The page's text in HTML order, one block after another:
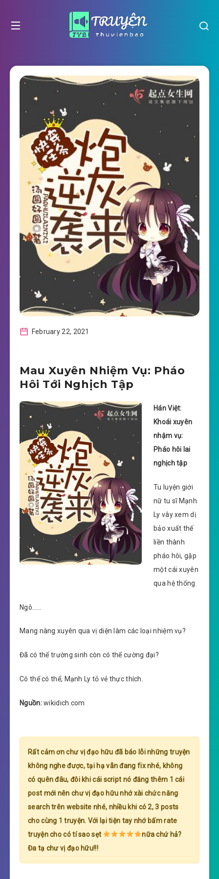
February 22, 2021
Mau Xuyên Nhiệm Vụ: Pháo
Hôi Tới Nghịch Tập
Hán Việt:
Khoái xuyên
nhậm vụ:
Pháo hôi lai
nghịch tập
Tu luyện giới
nữ tu sĩ Mạnh
Ly vây xem dị
bảo xuất thế
liền thành
pháo hôi, gặp
một cái xuyên
qua hệ thống.
Ngô……
Mang nàng xuyên qua vị diện làm các loại nhiệm vụ?
Đã có thể trường sinh còn có thể cường đại?
Có thể có thể, Mạnh Ly tỏ vẻ thực thích.
Nguồn:wikidich.com
Rất cảm ơn chư vị đạo hữu đã báo lỗi những truyện
không nghe được, tại hạ vẫn đang fix nhé, không
có quên đâu, đôi khi cái script nó đăng thêm 1 cái
post mới nên chư vị đạo hữu nhớ xài chức năng
search trên website nhé, nhiều khi có 2, 3 posts
cho cùng 1 truyện. Với lại tiện tay nhớ bấm rate
truyện cho có tí sao sẹt
nữa chứ hả?
Đa tạ chư vị đạo hữu!!!